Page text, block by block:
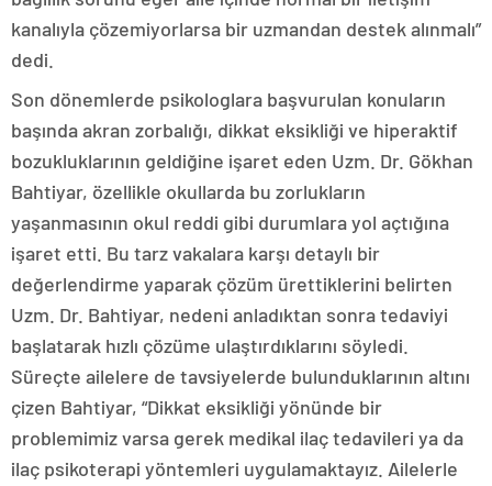
kanalıyla çözemiyorlarsa bir uzmandan destek alınmalı”
dedi.
Son dönemlerde psikologlara başvurulan konuların
başında akran zorbalığı, dikkat eksikliği ve hiperaktif
bozukluklarının geldiğine işaret eden Uzm. Dr. Gökhan
Bahtiyar, özellikle okullarda bu zorlukların
yaşanmasının okul reddi gibi durumlara yol açtığına
işaret etti. Bu tarz vakalara karşı detaylı bir
değerlendirme yaparak çözüm ürettiklerini belirten
Uzm. Dr. Bahtiyar, nedeni anladıktan sonra tedaviyi
başlatarak hızlı çözüme ulaştırdıklarını söyledi.
Süreçte ailelere de tavsiyelerde bulunduklarının altını
çizen Bahtiyar, “Dikkat eksikliği yönünde bir
problemimiz varsa gerek medikal ilaç tedavileri ya da
ilaç psikoterapi yöntemleri uygulamaktayız. Ailelerle